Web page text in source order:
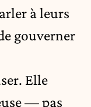
à leurs
gouverner
Elle
— pas